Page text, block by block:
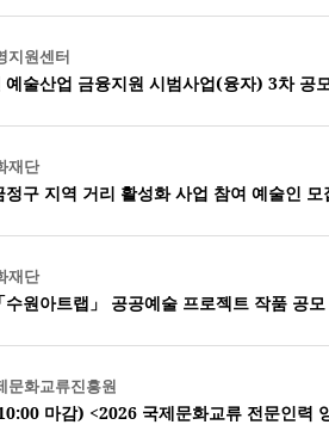
지원센터
예술산업 금융지원 시범사업(융자) 3차 공
재단
정구 지역 거리 활성화 사업 참여 예술인 모
재단
수원아트랩」 공공예술 프로젝트 작품 공모
문화교류진흥원
마감) <2026 국제문화교류 전문인력